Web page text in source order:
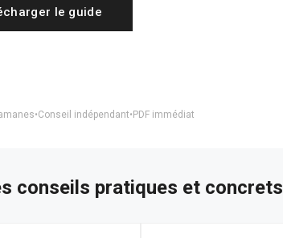
le guide
•Conseil indépendant•PDF immédiat
conseils pratiques et concrets